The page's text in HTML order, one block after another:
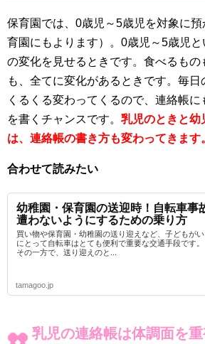
保育園では、0歳児～5歳児を対象に
育園にもよります）。0歳児～5歳児
の変化を見せるときです。食べるもの
も、全てに変化があるときです。毎
くるくる変わってくるので、連絡帳
を書くチャンスです。 乳児のときと幼
は、連絡帳の書き方も変わってきます
合わせて読みたい
幼稚園・保育園の送迎時！自転車事
遭わないようにするための乗り方
買い物や保育園・幼稚園の送り迎えなど、子どもが
にとって自転車はとても便利で重要な交通手段です。
その一方で、送り迎えのと...
tamagoo.jp
乳児の連絡帳は体調面を